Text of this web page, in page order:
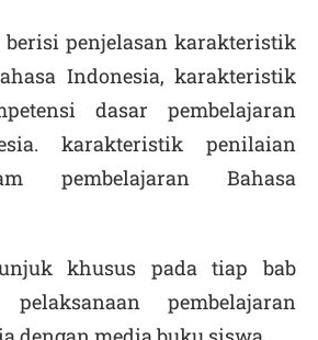
penjelasan karakteristik
Indonesia, karakteristik
dasar pembelajaran
karakteristik penilaian
pembelajaran Bahasa
khusus pada tiap bab
pembelajaran